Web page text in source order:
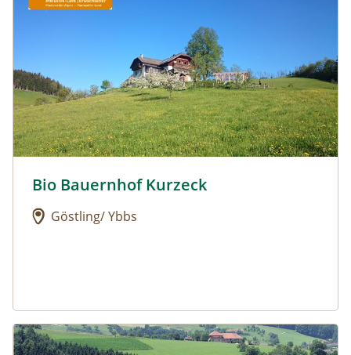
Urlaub am Bauernhof: Bio Bauernhof Kurzeck
Bio Bauernhof Kurzeck
Göstling/ Ybbs
Urlaub am Bauernhof: Dorferhof